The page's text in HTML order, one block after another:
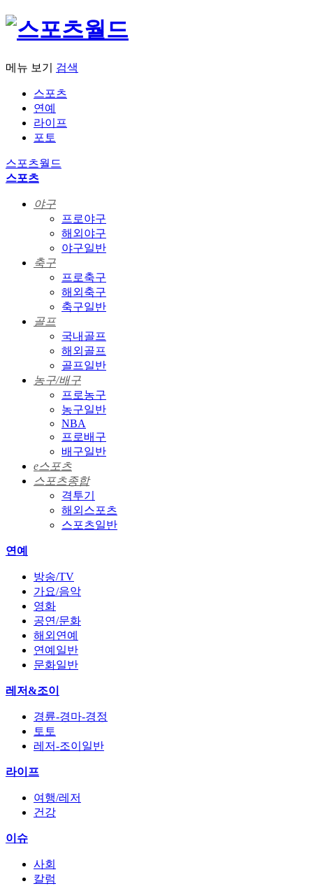
메뉴 보기 검색
스포츠
연예
라이프
포토
스포츠월드
스포츠
야구
프로야구
해외야구
야구일반
축구
프로축구
해외축구
축구일반
골프
국내골프
해외골프
골프일반
농구/배구
프로농구
농구일반
NBA
프로배구
배구일반
e스포츠
스포츠종합
격투기
해외스포츠
스포츠일반
연예
방송/TV
가요/음악
영화
공연/문화
해외연예
연예일반
문화일반
레저&조이
경륜-경마-경정
토토
레저-조이일반
라이프
여행/레저
건강
이슈
사회
칼럼